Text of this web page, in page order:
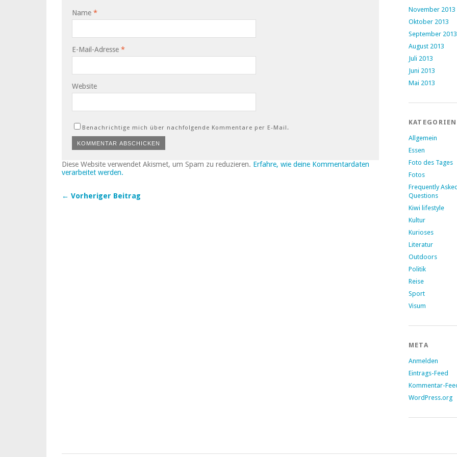
Name *
E-Mail-Adresse *
Website
Benachrichtige mich über nachfolgende Kommentare per E-Mail.
Diese Website verwendet Akismet, um Spam zu reduzieren. Erfahre, wie deine Kommentardaten
verarbeitet werden.
← Vorheriger Beitrag
November 2013
Oktober 2013
September 2013
August 2013
Juli 2013
Juni 2013
Mai 2013
KATEGORIEN
Allgemein
Essen
Foto des Tages
Fotos
Frequently
Questions
Kiwi lifestyle
Kultur
Kurioses
Literatur
Outdoors
Politik
Reise
Sport
Visum
META
Anmelden
Eintrags-Feed
Kommentar-
WordPress.org